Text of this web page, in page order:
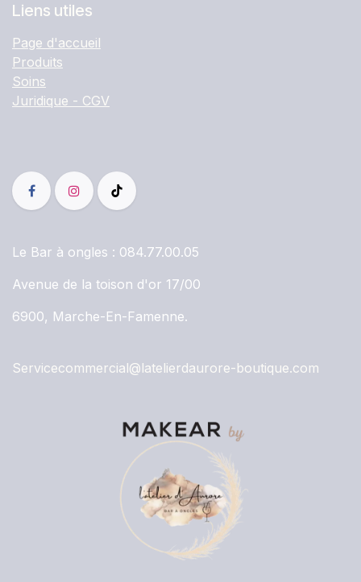
Liens utiles
Page d'accueil
Produits
Soins
Juridique - CGV
Le Bar à ongles : 084.77.00.05
Avenue de la toison d'or 17/00
6900, Marche-En-Famenne.
Servicecommercial@latelierdaurore-boutique.com